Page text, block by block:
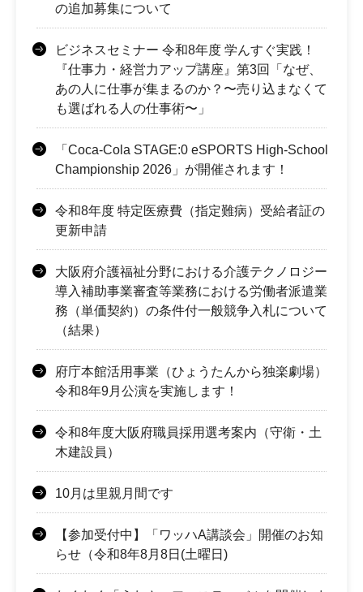
の追加募集について
ビジネスセミナー 令和8年度 学んすぐ実践！
『仕事力・経営力アップ講座』第3回「なぜ、
あの人に仕事が集まるのか？〜売り込まなくて
も選ばれる人の仕事術〜」
「Coca-Cola STAGE:0 eSPORTS High-School
Championship 2026」が開催されます！
令和8年度 特定医療費（指定難病）受給者証の
更新申請
大阪府介護福祉分野における介護テクノロジー
導入補助事業審査等業務における労働者派遣業
務（単価契約）の条件付一般競争入札について
（結果）
府庁本館活用事業（ひょうたんから独楽劇場）
令和8年9月公演を実施します！
令和8年度大阪府職員採用選考案内（守衛・土
木建設員）
10月は里親月間です
【参加受付中】「ワッハA講談会」開催のお知
らせ（令和8年8月8日(土曜日)